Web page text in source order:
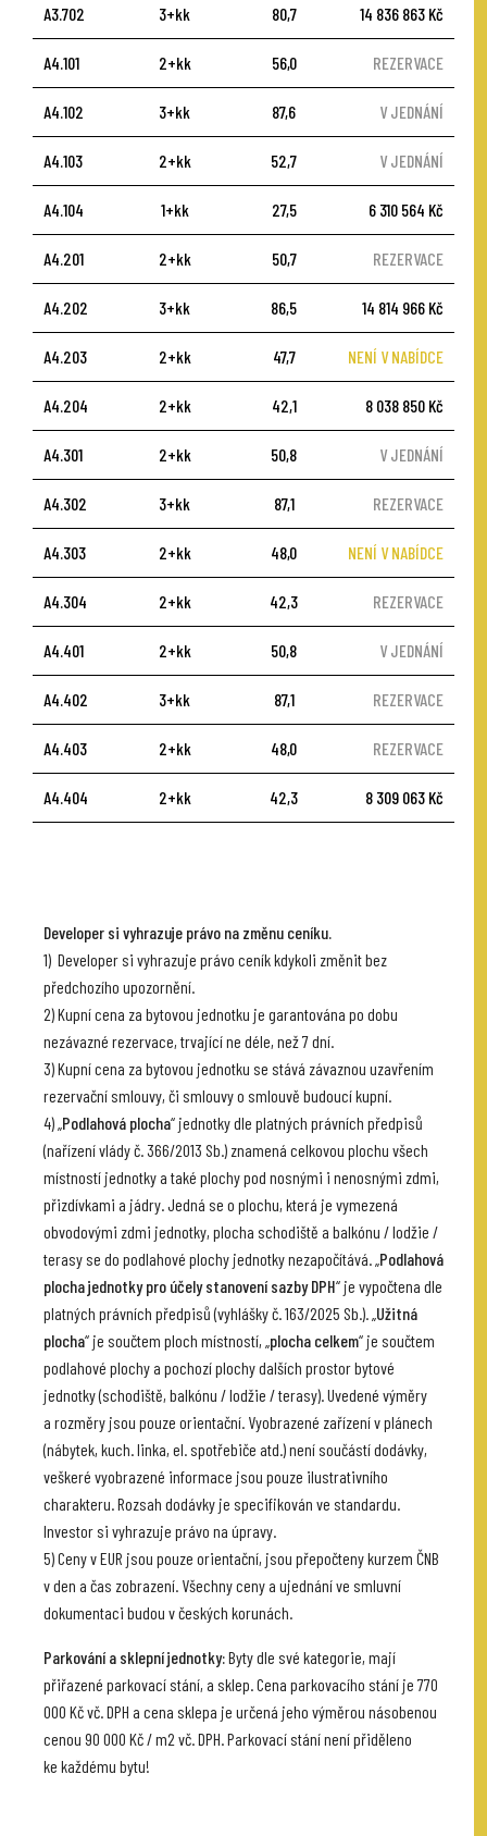
A3.702 3+kk 80,7 14 836 863 Kč
A4.101 2+kk 56,0 REZERVACE
A4.102 3+kk 87,6 V JEDNÁNÍ
A4.103 2+kk 52,7 V JEDNÁNÍ
A4.104 1+kk 27,5 6 310 564 Kč
A4.201 2+kk 50,7 REZERVACE
A4.202 3+kk 86,5 14 814 966 Kč
A4.203 2+kk 47,7 NENÍ V NABÍDCE
A4.204 2+kk 42,1 8 038 850 Kč
A4.301 2+kk 50,8 V JEDNÁNÍ
A4.302 3+kk 87,1 REZERVACE
A4.303 2+kk 48,0 NENÍ V NABÍDCE
A4.304 2+kk 42,3 REZERVACE
A4.401 2+kk 50,8 V JEDNÁNÍ
A4.402 3+kk 87,1 REZERVACE
A4.403 2+kk 48,0 REZERVACE
A4.404 2+kk 42,3 8 309 063 Kč
Developer si vyhrazuje právo na změnu ceníku.
1) Developer si vyhrazuje právo ceník kdykoli změnit bez
předchozího upozornění.
2) Kupní cena za bytovou jednotku je garantována po dobu
nezávazné rezervace, trvající ne déle, než 7 dní.
3) Kupní cena za bytovou jednotku se stává závaznou uzavřením
rezervační smlouvy, či smlouvy o smlouvě budoucí kupní.
4) „Podlahová plocha“ jednotky dle platných právních předpisů
(nařízení vlády č. 366/2013 Sb.) znamená celkovou plochu všech
místností jednotky a také plochy pod nosnými i nenosnými zdmi,
přizdívkami a jádry. Jedná se o plochu, která je vymezená
obvodovými zdmi jednotky, plocha schodiště a balkónu / lodžie /
terasy se do podlahové plochy jednotky nezapočítává. „Podlahová
plocha jednotky pro účely stanovení sazby DPH“ je vypočtena dle
platných právních předpisů (vyhlášky č. 163/2025 Sb.). „Užitná
plocha“ je součtem ploch místností, „plocha celkem“ je součtem
podlahové plochy a pochozí plochy dalších prostor bytové
jednotky (schodiště, balkónu / lodžie / terasy). Uvedené výměry
a rozměry jsou pouze orientační. Vyobrazené zařízení v plánech
(nábytek, kuch. linka, el. spotřebiče atd.) není součástí dodávky,
veškeré vyobrazené informace jsou pouze ilustrativního
charakteru. Rozsah dodávky je specifikován ve standardu.
Investor si vyhrazuje právo na úpravy.
5) Ceny v EUR jsou pouze orientační, jsou přepočteny kurzem ČNB
v den a čas zobrazení. Všechny ceny a ujednání ve smluvní
dokumentaci budou v českých korunách.
Parkování a sklepní jednotky:Byty dle své kategorie, mají
přiřazené parkovací stání, a sklep. Cena parkovacího stání je 770
000 Kč vč. DPH a cena sklepa je určená jeho výměrou násobenou
cenou 90 000 Kč / m2 vč. DPH. Parkovací stání není přiděleno
ke každému bytu!